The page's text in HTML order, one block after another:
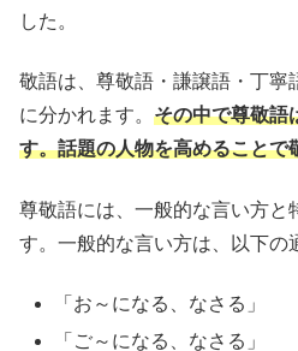
した。
敬語は、尊敬語・謙譲語・丁寧
に分かれます。 その中で尊敬語
す。話題の人物を高めることで
尊敬語には、一般的な言い方と
す。一般的な言い方は、以下の
「お～になる、なさる」
「ご～になる、なさる」